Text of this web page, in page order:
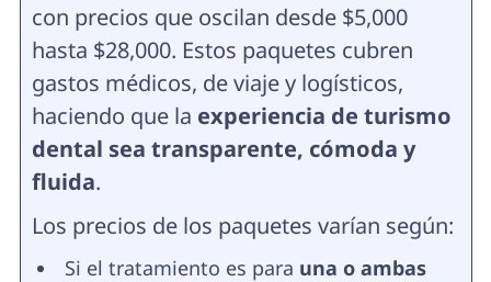
con precios que oscilan desde $5,000
hasta $28,000. Estos paquetes cubren
gastos médicos, de viaje y logísticos,
haciendo que la experiencia de turismo
dental sea transparente, cómoda y
fluida.
Los precios de los paquetes varían según:
Si el tratamiento es para una o ambas